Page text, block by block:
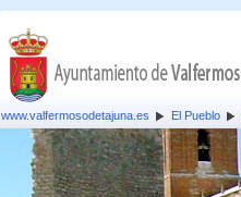
www.valfermosodetajuna.es El Pueblo